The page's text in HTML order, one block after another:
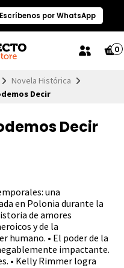
Escríbenos por WhatsApp
0
Novela Histórica
Decir
Decir
una
en Polonia durante la
de amores
y de la
humano. • El poder de la
impactante.
• Kelly Rimmer logra